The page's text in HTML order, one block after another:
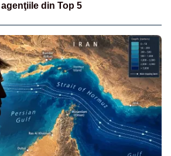
din Top 5